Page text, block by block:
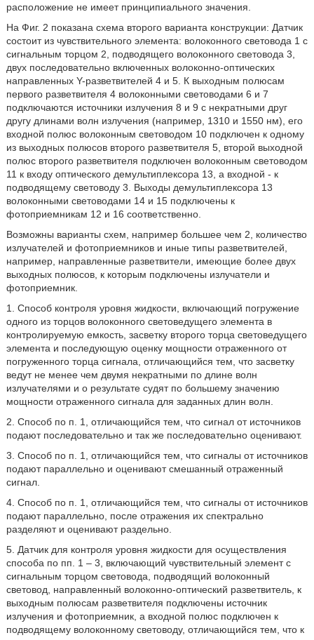
расположение не имеет принципиального значения.
На Фиг. 2 показана схема второго варианта конструкции: Датчик
состоит из чувствительного элемента: волоконного световода 1 с
сигнальным торцом 2, подводящего волоконного световода 3,
двух последовательно включенных волоконно-оптических
направленных Y-разветвителей 4 и 5. К выходным полюсам
первого разветвителя 4 волоконными световодами 6 и 7
подключаются источники излучения 8 и 9 с некратными друг
другу длинами волн излучения (например, 1310 и 1550 нм), его
входной полюс волоконным световодом 10 подключен к одному
из выходных полюсов второго разветвителя 5, второй выходной
полюс второго разветвителя подключен волоконным световодом
11 к входу оптического демультиплексора 13, а входной - к
подводящему световоду 3. Выходы демультиплексора 13
волоконными световодами 14 и 15 подключены к
фотоприемникам 12 и 16 соответственно.
Возможны варианты схем, например большее чем 2, количество
излучателей и фотоприемников и иные типы разветвителей,
например, направленные разветвители, имеющие более двух
выходных полюсов, к которым подключены излучатели и
фотоприемник.
1. Способ контроля уровня жидкости, включающий погружение
одного из торцов волоконного световедущего элемента в
контролируемую емкость, засветку второго торца световедущего
элемента и последующую оценку мощности отраженного от
погруженного торца сигнала, отличающийся тем, что засветку
ведут не менее чем двумя некратными по длине волн
излучателями и о результате судят по большему значению
мощности отраженного сигнала для заданных длин волн.
2. Способ по п. 1, отличающийся тем, что сигнал от источников
подают последовательно и так же последовательно оценивают.
3. Способ по п. 1, отличающийся тем, что сигналы от источников
подают параллельно и оценивают смешанный отраженный
сигнал.
4. Способ по п. 1, отличающийся тем, что сигналы от источников
подают параллельно, после отражения их спектрально
разделяют и оценивают раздельно.
5. Датчик для контроля уровня жидкости для осуществления
способа по пп. 1 – 3, включающий чувствительный элемент с
сигнальным торцом световода, подводящий волоконный
световод, направленный волоконно-оптический разветвитель, к
выходным полюсам разветвителя подключены источник
излучения и фотоприемник, а входной полюс подключен к
подводящему волоконному световоду, отличающийся тем, что к